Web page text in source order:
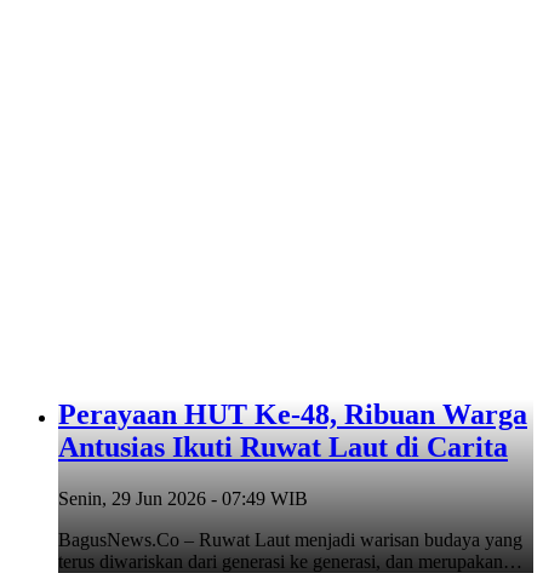
Perayaan HUT Ke-48, Ribuan Warga
Antusias Ikuti Ruwat Laut di Carita
Senin, 29 Jun 2026 - 07:49 WIB
BagusNews.Co – Ruwat Laut menjadi warisan budaya yang
terus diwariskan dari generasi ke generasi, dan merupakan…